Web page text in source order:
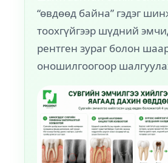
“өвдөөд байна” гэдэг
тоохгүйгээр шүдний
рентген зураг болон
оношилгоогоор